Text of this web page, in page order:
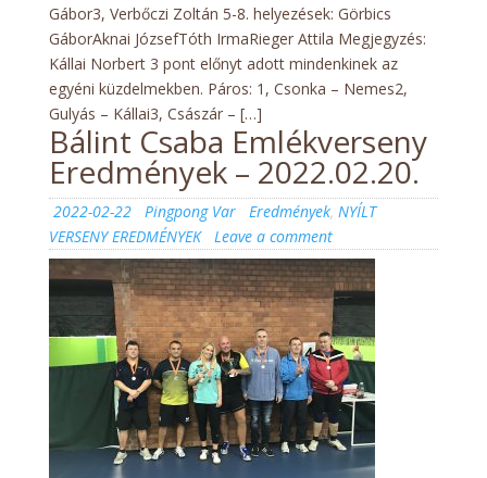
Gábor3, Verbőczi Zoltán 5-8. helyezések: Görbics
GáborAknai JózsefTóth IrmaRieger Attila Megjegyzés:
Kállai Norbert 3 pont előnyt adott mindenkinek az
egyéni küzdelmekben. Páros: 1, Csonka – Nemes2,
Gulyás – Kállai3, Császár – […]
Bálint Csaba Emlékverseny
Eredmények – 2022.02.20.
Posted
on
2022-02-22 Author
Pingpong Var Categories
Eredmények, NYÍLT
VERSENY EREDMÉNYEK
Leave a commenton
Bálint
Csaba
Emlékverseny
Eredmények
–
2022.02.20.